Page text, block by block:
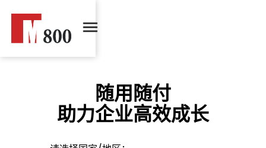
随用随付
助力企业高效成长